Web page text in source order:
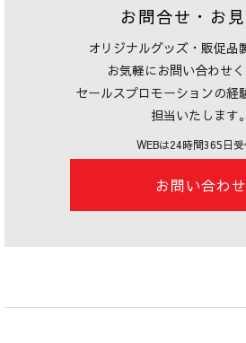
お問合せ・お
オリジナルグッズ・販促品
お気軽にお問い合わせく
セールスプロモーションの経
担当いたします。
WEBは24時間365日受
お問い合わせ